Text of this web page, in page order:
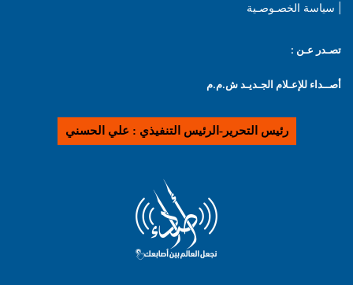
| سياسة الخصـوصـية
تصـدر عـن :
أصــداء للإعـلام الجـديـد ش.م.م
رئيس التحرير-الرئيس التنفيذي : علي الحسني